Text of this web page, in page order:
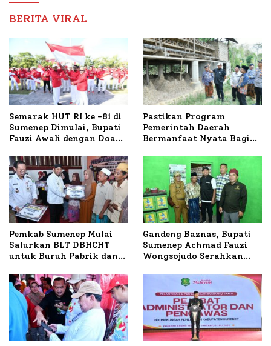
BERITA VIRAL
Semarak HUT RI ke -81 di
Sumenep Dimulai, Bupati
Fauzi Awali dengan Doa
Terbakar
Pastikan Program
Pemerintah Daerah
Bermanfaat Nyata Bagi
Sumenep Tinjau Langsung
Budidaya Lele dan Ayam
Petelur di Desa Bataal
Timur
Pemkab Sumenep Mulai
Salurkan BLT DBHCHT
untuk Buruh Pabrik dan
Gandeng Baznas, Bupati
Sumenep Achmad Fauzi
Wongsojudo Serahkan
Dua Kecamatan